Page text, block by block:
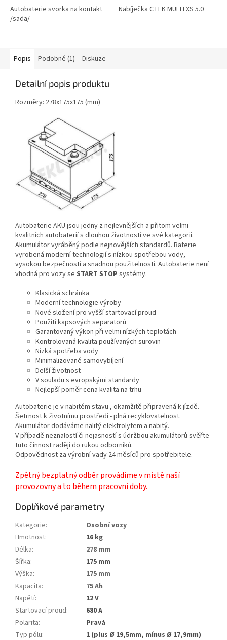
Autobaterie svorka na kontakt
/sada/
Nabíječka CTEK MULTI XS 5.0
Popis Podobné (1) Diskuze
Detailní popis produktu
Rozměry: 278x175x175 (mm)
Autobaterie AKU jsou jedny z nejlevnějších a přitom velmi
kvalitních autobaterií s dlouhou životností ve své kategorii.
Akumulátor vyráběný podle nejnovějších standardů. Baterie
vyrobená moderní technologií s nízkou spotřebou vody,
vysokou bezpečností a snadnou použitelností. Autobaterie není
vhodná pro vozy se START STOP systémy.
Klasická schránka
Moderní technologie výroby
Nové složení pro vyšší startovací proud
Použití kapsových separatorů
Garantovaný výkon při velmi nízkých teplotách
Kontrolovaná kvalita používaných surovin
Nízká spotřeba vody
Minimalizované samovybíjení
Delší životnost
V souladu s evropskými standardy
Nejlepší poměr cena kvalita na trhu
Autobaterie je v nabitém stavu , okamžitě připravená k jízdě.
Šetrnost k životnímu prostředi - plná recyklovatelnost.
Akumulátor dodáváme nalitý elektrolytem a nabitý.
V případě neznalostí či nejasností s údržbou akumulátorů svěřte
tuto činnost raději do rukou odborníků.
Odpovědnost za výrobní vady 24 měsíců pro spotřebitele.
Zpětný bezplatný odběr provádíme v místě naší
provozovny a to během pracovní doby.
Doplňkové parametry
Kategorie:
Osobní vozy
Hmotnost:
16 kg
Délka:
278 mm
Šířka:
175 mm
Výška:
175 mm
Kapacita:
75 Ah
Napětí:
12 V
Startovací proud:
680 A
Polarita:
Pravá
Typ pólu: 1 (plus Ø 19,5mm, mínus Ø 17,9mm)